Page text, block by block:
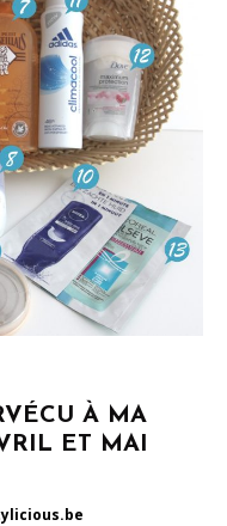
À MA
ET MAI